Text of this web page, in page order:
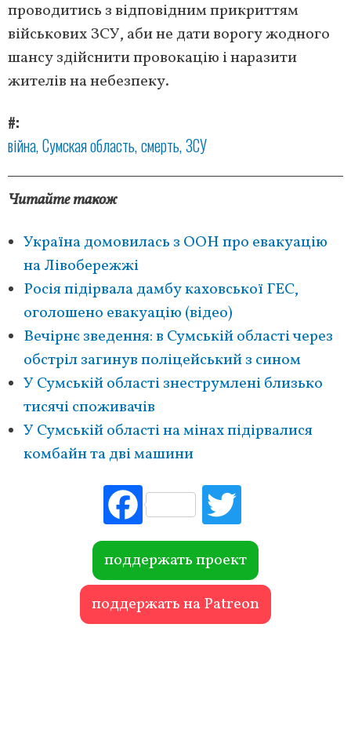
проводитись з відповідним прикриттям
військових ЗСУ, аби не дати ворогу жодного
шансу здійснити провокацію і наразити
жителів на небезпеку.
#
війна Сумская область смерть ЗСУ
Читайте також
Україна домовилась з ООН про евакуацію
на Лівобережжі
Росія підірвала дамбу каховської ГЕС,
оголошено евакуацію (відео)
Вечірнє зведення: в Сумській області через
обстріл загинув поліцейський з сином
У Сумській області знеструмлені близько
тисячі споживачів
У Сумській області на мінах підірвалися
комбайн та дві машини
Fac
ebo
ok r
поддержать проект
поддержать на Patreon